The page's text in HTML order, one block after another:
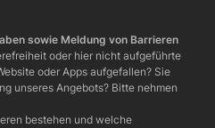
sowie Meldung von Barrieren
oder hier nicht aufgeführte
oder Apps aufgefallen? Sie
unseres Angebots? Bitte nehmen
bestehen und welche